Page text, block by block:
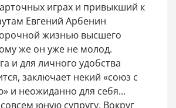
играх и привыкший к
Евгений Арбенин
жизнью высшего
же он уже не молод.
и для личного удобства
заключает некий «союз с
и неожиданно для себя...
юную супругу. Вокруг